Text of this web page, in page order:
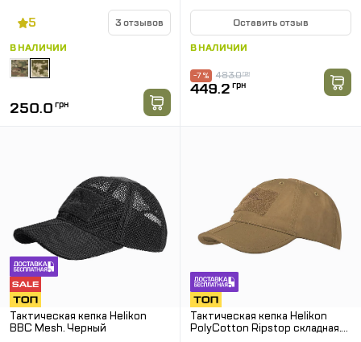
5 3 отзывов
В НАЛИЧИИ
250.0 грн
Оставить отзыв
В НАЛИЧИИ
483.0грн
-7 %
449.2 грн
Тактическая кепка Helikon
BBC Mesh. Черный
Тактическая кепка Helikon
PolyCotton Ripstop складная.